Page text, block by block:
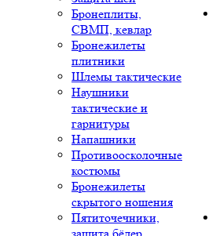
Бронеплиты,
СВМП, кевлар
Бронежилеты
плитники
Шлемы тактические
Наушники
тактические и
гарнитуры
Напашники
Противоосколочные
костюмы
Бронежилеты
скрытого ношения
Пятиточечники,